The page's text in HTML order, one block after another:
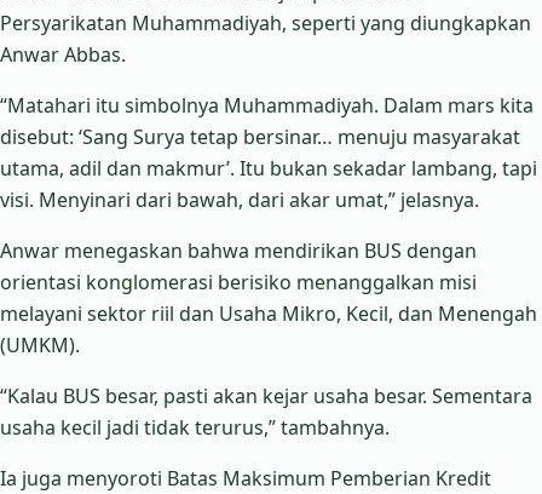
Persyarikatan Muhammadiyah, seperti yang diungkapkan
Anwar Abbas.
“Matahari itu simbolnya Muhammadiyah. Dalam mars kita
disebut: ‘Sang Surya tetap bersinar… menuju masyarakat
utama, adil dan makmur’. Itu bukan sekadar lambang, tapi
visi. Menyinari dari bawah, dari akar umat,” jelasnya.
Anwar menegaskan bahwa mendirikan BUS dengan
orientasi konglomerasi berisiko menanggalkan misi
melayani sektor riil dan Usaha Mikro, Kecil, dan Menengah
(UMKM).
“Kalau BUS besar, pasti akan kejar usaha besar. Sementara
usaha kecil jadi tidak terurus,” tambahnya.
Ia juga menyoroti Batas Maksimum Pemberian Kredit